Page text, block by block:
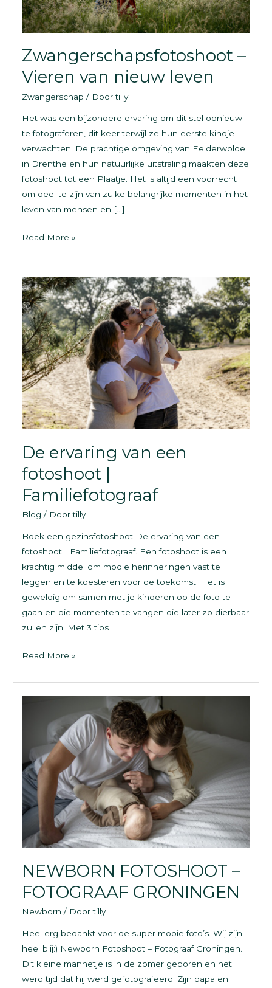
Zwangerschapsfotoshoot –
Vieren van nieuw leven
Zwangerschap / Doortilly
Het was een bijzondere ervaring om dit stel opnieuw
te fotograferen, dit keer terwijl ze hun eerste kindje
verwachten. De prachtige omgeving van Eelderwolde
in Drenthe en hun natuurlijke uitstraling maakten deze
fotoshoot tot een Plaatje. Het is altijd een voorrecht
om deel te zijn van zulke belangrijke momenten in het
leven van mensen en […]
Zwangerschapsfotoshoot
Vieren
van
nieuw
leven
Read More »
De ervaring van een
fotoshoot |
Familiefotograaf
Blog / Doortilly
Boek een gezinsfotoshoot De ervaring van een
fotoshoot | Familiefotograaf. Een fotoshoot is een
krachtig middel om mooie herinneringen vast te
leggen en te koesteren voor de toekomst. Het is
geweldig om samen met je kinderen op de foto te
gaan en die momenten te vangen die later zo dierbaar
zullen zijn. Met 3 tips
De
van
fotoshoot
Familiefotograaf
Read More »
NEWBORN FOTOSHOOT –
FOTOGRAAF GRONINGEN
Newborn / Doortilly
Heel erg bedankt voor de super mooie foto’s. Wij zijn
heel blij:) Newborn Fotoshoot – Fotograaf Groningen.
Dit kleine mannetje is in de zomer geboren en het
werd tijd dat hij werd gefotografeerd. Zijn papa en